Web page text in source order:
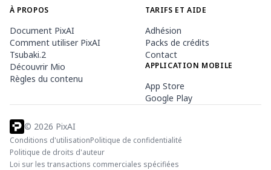
À PROPOS
Document PixAI
Comment utiliser PixAI
Tsubaki.2
Découvrir Mio
Règles du contenu
TARIFS ET AIDE
Adhésion
Packs de crédits
Contact
APPLICATION MOBILE
App Store
Google Play
© 2026 PixAI
Conditions d'utilisationPolitique de confidentialité
Politique de droits d'auteur
Loi sur les transactions commerciales spécifiées